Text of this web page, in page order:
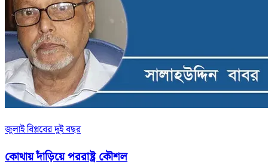
জুলাই বিপ্লবের দুই বছর
কোথায় দাঁড়িয়ে পররাষ্ট্র কৌশল